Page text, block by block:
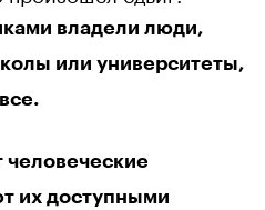
владели люди,
или университеты,
человеческие
их доступными